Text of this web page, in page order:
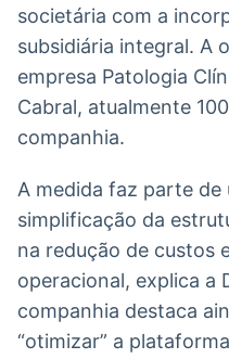
Soluções de Dados
e Conteúdos
societária com a
subsidiária integral. A
empresa Patologia
Cabral, atualmente
companhia.
A medida faz parte de
simplificação da
na redução de custos
operacional, explica a
companhia destaca
“otimizar” a